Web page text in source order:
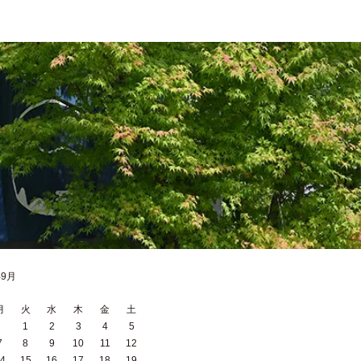
月
火 水 木 金
土
1
2 3 4
5
8 9 10 11
12